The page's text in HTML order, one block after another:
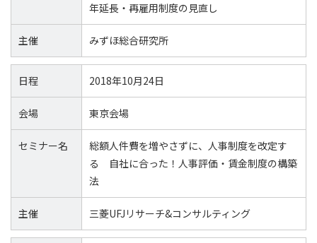
年延長・再雇用制度の見直し
主催 みずほ総合研究所
日程 2018年10月24日
会場 東京会場
セミナー名
総額人件費を増やさずに、人事制度を改定す
る 自社に合った！人事評価・賃金制度の構築
法
主催 三菱UFJリサーチ&コンサルティング